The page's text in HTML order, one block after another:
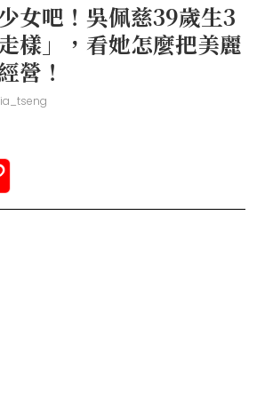
女吧！吳佩慈39歲生3
樣」，看她怎麼把美麗
營！